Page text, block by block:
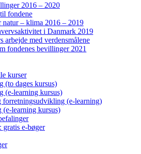
2016 – 2020
fondene
– klima 2016 – 2019
i Danmark 2019
arbejde med verdensmålene
fondenes bevillinger 2021
kurser
(to dages kursus)
(e-learning kursus)
forretningsudvikling (e-learning)
(e-learning kursus)
gratis e-bøger